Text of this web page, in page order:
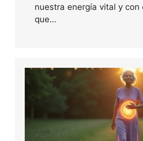
nuestra energía vital y con
que…